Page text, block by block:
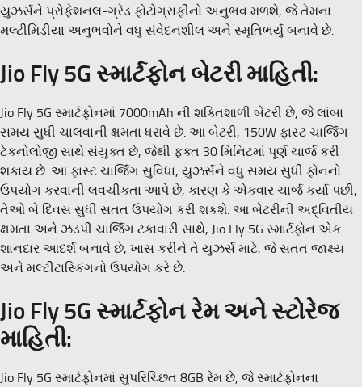
યુઝર્સને પ્રોફેશનલ-ગ્રેડ ફોટોગ્રાફીનો અનુભવ મળશે, જે તેમના
મલ્ટીમિડીયા અનુભવોને વધુ સંવેદનશીલ અને સ્મૃતિભર્યું બનાવે છે.
Jio Fly 5G સ્માર્ટફોન બેટરી માહિતી:
Jio Fly 5G સ્માર્ટફોનમાં 7000mAh ની શક્તિશાળી બેટરી છે, જે લાંબા
સમય સુધી ચાલવાની ક્ષમતા ધરાવે છે. આ બેટરી, 150W ફાસ્ટ ચાર્જિંગ
ટેકનોલોજી સાથે સંયુક્ત છે, જેથી ફક્ત 30 મિનિટમાં પૂર્ણ ચાર્જ કરી
શકાય છે. આ ફાસ્ટ ચાર્જિંગ સુવિધા, યુઝર્સને વધુ સમય સુધી ફોનનો
ઉપયોગ કરવાની લવચીકતા આપે છે, કારણ કે એકવાર ચાર્જ કર્યા પછી,
તેઓ બે દિવસ સુધી સતત ઉપયોગ કરી શકશે. આ બેટરીની અદ્વિતીય
ક્ષમતા અને ઝડપી ચાર્જિંગ ટકાવારી સાથે, Jio Fly 5G સ્માર્ટફોન એક
શાનદાર આદર્શ બનાવે છે, ખાસ કરીને તે યુઝર્સ માટે, જે સતત જાક્ષ્ય
અને મલ્ટીટાસ્કિંગનો ઉપયોગ કરે છે.
Jio Fly 5G સ્માર્ટફોન રેમ અને સ્ટોરેજ
માહિતી:
Jio Fly 5G સ્માર્ટફોનમાં સુપરિચ્છિત 8GB રેમ છે, જે સ્માર્ટફોનના